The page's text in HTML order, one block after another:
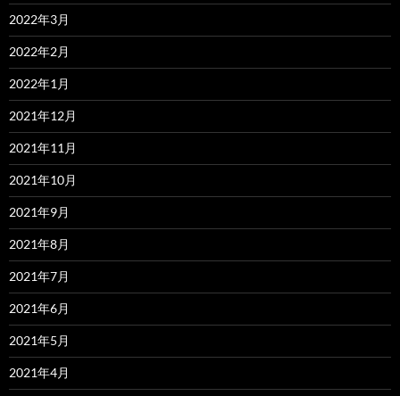
2022年3月
2022年2月
2022年1月
2021年12月
2021年11月
2021年10月
2021年9月
2021年8月
2021年7月
2021年6月
2021年5月
2021年4月